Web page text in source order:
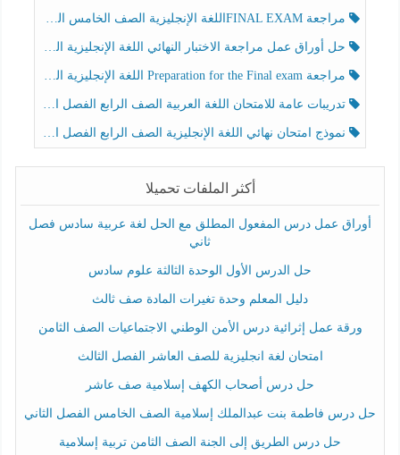
مراجعة FINAL EXAMاللغة الإنجليزية الصف الخامس الفصل الثالث
حل أوراق عمل مراجعة الاختبار النهائي اللغة الإنجليزية الصف الرابع الفصل الثالث
مراجعة Preparation for the Final exam اللغة الإنجليزية الصف الرابع الفصل الثالث
تدريبات عامة للامتحان اللغة العربية الصف الرابع الفصل الثالث
نموذج امتحان نهائي اللغة الإنجليزية الصف الرابع الفصل الثالث
أكثر الملفات تحميلا
أوراق عمل درس المفعول المطلق مع الحل لغة عربية سادس فصل
ثاني
حل الدرس الأول الوحدة الثالثة علوم سادس
دليل المعلم وحدة تغيرات المادة صف ثالث
ورقة عمل إثرائية درس الأمن الوطني الاجتماعيات الصف الثامن
امتحان لغة انجليزية للصف العاشر الفصل الثالث
حل درس أصحاب الكهف إسلامية صف عاشر
حل درس فاطمة بنت عبدالملك إسلامية الصف الخامس الفصل الثاني
حل درس الطريق إلى الجنة الصف الثامن تربية إسلامية